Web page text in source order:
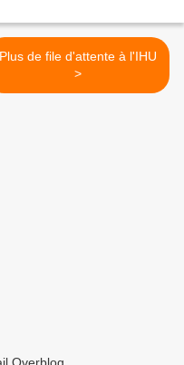
Plus de file d'attente à l'IHU
>